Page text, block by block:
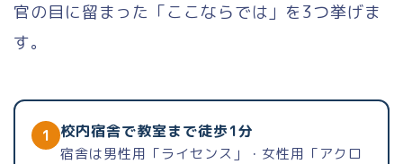
官の目に留まった「ここならでは」を3つ挙げま
す。
1 校内宿舎で教室まで徒歩1分
宿舎は男性用「ライセンス」・女性用「アクロ